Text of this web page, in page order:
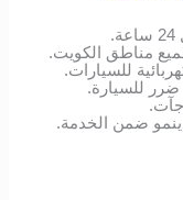
مناطق الكويت.
للسيارات.
ضرر للسيارة.
ضمن الخدمة.